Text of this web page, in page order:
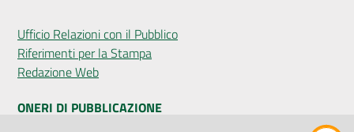
Ufficio Relazioni con il Pubblico
Riferimenti per la Stampa
Redazione Web
ONERI DI PUBBLICAZIONE